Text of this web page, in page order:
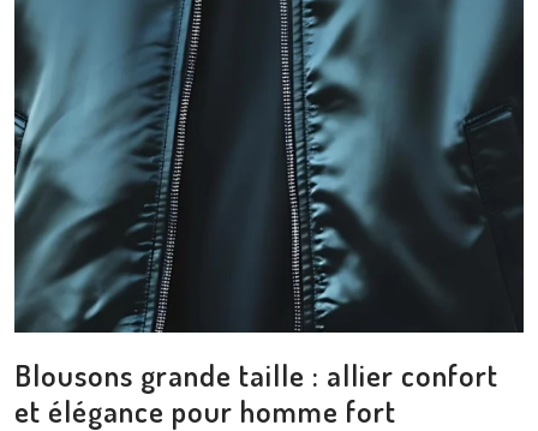
Blousons grande taille : allier confort
et élégance pour homme fort